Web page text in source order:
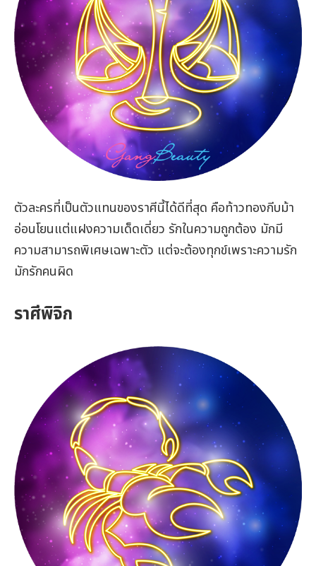
ตัวละครที่เป็นตัวแทนของราศีนี้ได้ดีที่สุด คือท้าวทองกีบม้า
อ่อนโยนแต่แฝงความเด็ดเดี่ยว รักในความถูกต้อง มักมี
ความสามารถพิเศษเฉพาะตัว แต่จะต้องทุกข์เพราะความรัก
มักรักคนผิด
ราศีพิจิก